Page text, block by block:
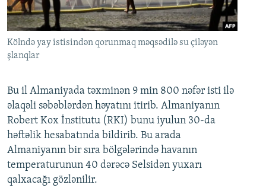
Kölndə yay istisindən qorunmaq məqsədilə su çiləyən
şlanqlar
Bu il Almaniyada təxminən 9 min 800 nəfər isti ilə
əlaqəli səbəblərdən həyatını itirib. Almaniyanın
Robert Kox İnstitutu (RKI) bunu iyulun 30-da
həftəlik hesabatında bildirib. Bu arada
Almaniyanın bir sıra bölgələrində havanın
temperaturunun 40 dərəcə Selsidən yuxarı
qalxacağı gözlənilir.